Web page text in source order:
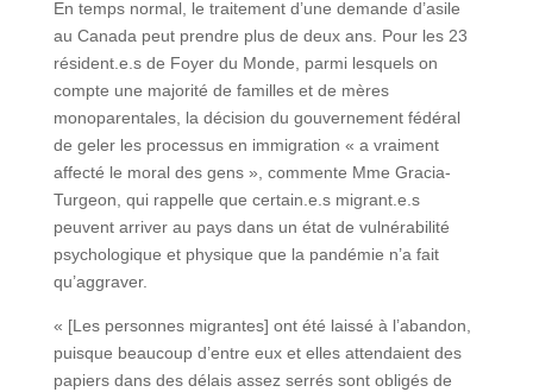
En temps normal, le traitement d’une demande d’asile
au Canada peut prendre plus de deux ans. Pour les 23
résident.e.s de Foyer du Monde, parmi lesquels on
compte une majorité de familles et de mères
monoparentales, la décision du gouvernement fédéral
de geler les processus en immigration « a vraiment
affecté le moral des gens », commente Mme Gracia-
Turgeon, qui rappelle que certain.e.s migrant.e.s
peuvent arriver au pays dans un état de vulnérabilité
psychologique et physique que la pandémie n’a fait
qu’aggraver.
« [Les personnes migrantes] ont été laissé à l’abandon,
puisque beaucoup d’entre eux et elles attendaient des
papiers dans des délais assez serrés sont obligés de